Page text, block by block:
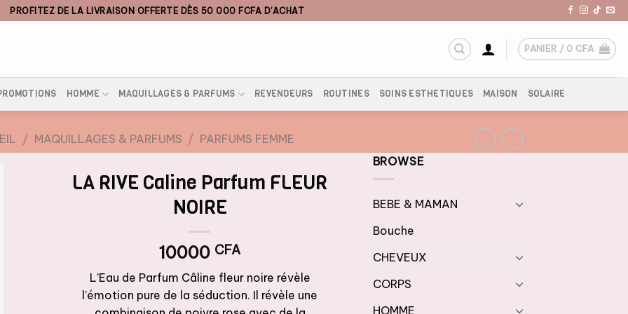
PROFITEZ DE LA LIVRAISON OFFERTE DÈS 50 000 FCFA D’ACHAT
PANIER / 0 CFA
HOMME MAQUILLAGES & PARFUMS REVENDEURS ROUTINES SOINS ESTHETIQUES MAISON SOLAIRE
/ MAQUILLAGES & PARFUMS / PARFUMS FEMME
BROWSE
BEBE & MAMAN
Bouche
CHEVEUX
CORPS
HOMME
LA RIVE Caline Parfum FLEUR
NOIRE
10000 CFA
L’Eau de Parfum Câline fleur noire révèle
l’émotion pure de la séduction. Il révèle une